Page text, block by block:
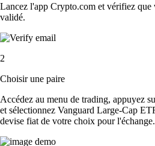
Lancez l'app Crypto.com et vérifiez que
validé.
2
Choisir une paire
Accédez au menu de trading, appuyez
et sélectionnez Vanguard Large-Cap
devise fiat de votre choix pour l'échange.